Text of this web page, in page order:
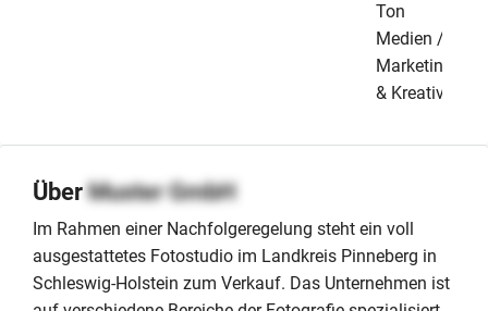
Ton
Medien /
Marketing
& Kreativ
ÜberMuster GmbH
Im Rahmen einer Nachfolgeregelung steht ein voll
ausgestattetes Fotostudio im Landkreis Pinneberg in
Schleswig-Holstein zum Verkauf. Das Unternehmen ist